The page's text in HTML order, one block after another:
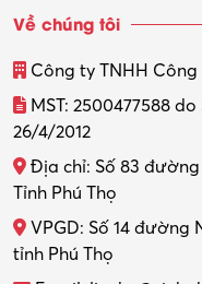
Thiết kế nội thất
Thợ máy – Ô tô –
Thực tập
Về chúng tôi
Công ty TNHH
MST: 2500477588
26/4/2012
Địa chỉ: Số 83
Tỉnh Phú Thọ
VPGD: Số 14 đường
tỉnh Phú Thọ